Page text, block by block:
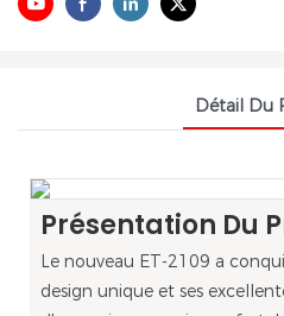
Détail Du
Présentation Du
Le nouveau ET-2109 a
design unique et ses